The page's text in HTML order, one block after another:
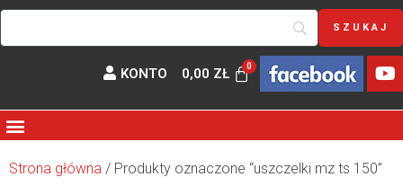
KONTO 0,00 ZŁ
Strona główna / Produkty oznaczone “uszczelki mz ts 150”